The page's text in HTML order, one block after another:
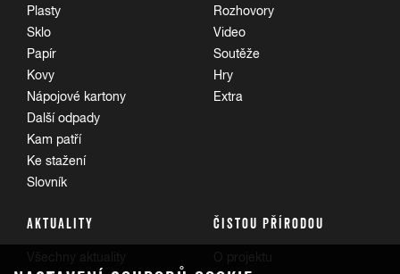
Plasty
Sklo
Papír
Kovy
Nápojové kartony
Další odpady
Kam patří
Ke stažení
Slovník
Rozhovory
Video
Soutěže
Hry
Extra
AKTUALITY ČISTOU PŘÍRODOU